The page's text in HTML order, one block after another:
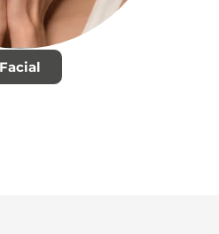
Facial